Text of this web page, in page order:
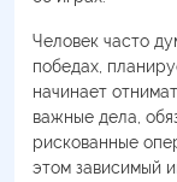
Человек часто
победах,
начинает
важные дела,
рискованные
этом зависимый